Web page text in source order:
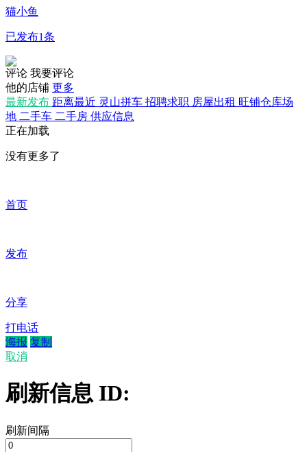
猫小鱼
已发布1条
评论 我要评论
他的店铺 更多
最新发布 距离最近 灵山拼车 招聘求职 房屋出租 旺铺仓库场
地 二手车 二手房 供应信息
正在加载
没有更多了
首页
发布
分享
打电话
海报 复制
取消
刷新信息 ID:
刷新间隔